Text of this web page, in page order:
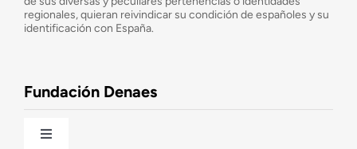
Consejo Asesor
regionales, quieran reivindicar su condición de españoles y su
identificación con España.
Fundación Denaes
Toggle